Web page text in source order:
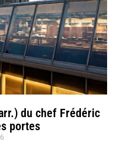
du chef Frédéric
portes